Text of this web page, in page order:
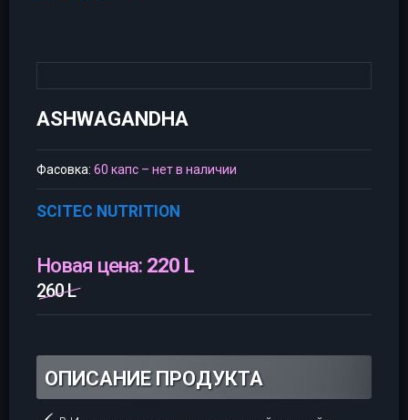
ASHWAGANDHA
Фасовка: 60 капс – нет в наличии
SCITEC NUTRITION
Новая цена: 220 L
260 L
ОПИСАНИЕ ПРОДУКТА